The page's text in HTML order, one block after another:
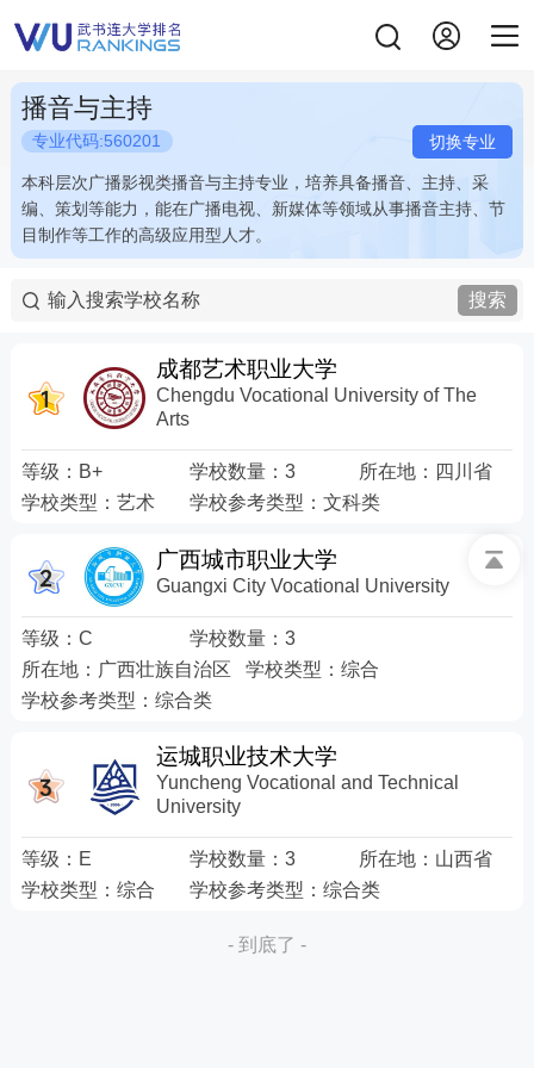
播音与主持
专业代码:560201 切换专业
本科层次广播影视类播音与主持专业，培养具备播音、主持、采
编、策划等能力，能在广播电视、新媒体等领域从事播音主持、节
目制作等工作的高级应用型人才。
本科层次广播影视类播音与主持专业，培养具备播音、主持、采
编、策划等能力，能在广播电视、新媒体等领域从事播音主持、节
目制作等工作的高级应用型人才。
搜索
成都艺术职业大学
Chengdu Vocational University of The
Arts
等级： B+ 学校数量：3 所在地： 四川省
学校类型： 艺术 学校参考类型：文科类
广西城市职业大学
Guangxi City Vocational University
等级： C 学校数量：3
所在地： 广西壮族自治区 学校类型： 综合
学校参考类型： 综合类
运城职业技术大学
Yuncheng Vocational and Technical
University
等级： E 学校数量：3 所在地： 山西省
学校类型： 综合 学校参考类型：综合类
- 到底了 -